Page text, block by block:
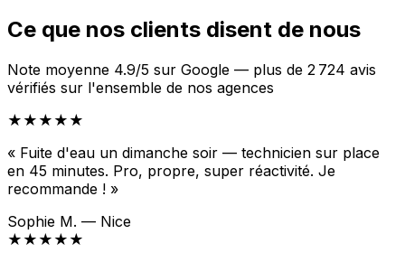
Ce que nos clients disent de nous
Note moyenne 4.9/5 sur Google — plus de 2 724 avis
vérifiés sur l'ensemble de nos agences
★★★★★
« Fuite d'eau un dimanche soir — technicien sur place
en 45 minutes. Pro, propre, super réactivité. Je
recommande ! »
Sophie M. — Nice
★★★★★